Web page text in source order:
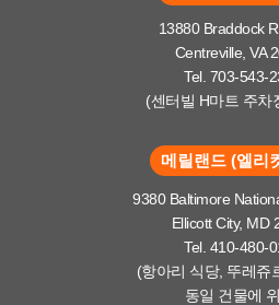
13880 Braddock
Centreville, VA
Tel. 703-543-
(센터빌 H마트 주차
메릴랜드 (엘리
9380 Baltimore
Ellicott City, MD
Tel. 410-480-
(항아리 식당, 뚜레쥬
동일 건물에